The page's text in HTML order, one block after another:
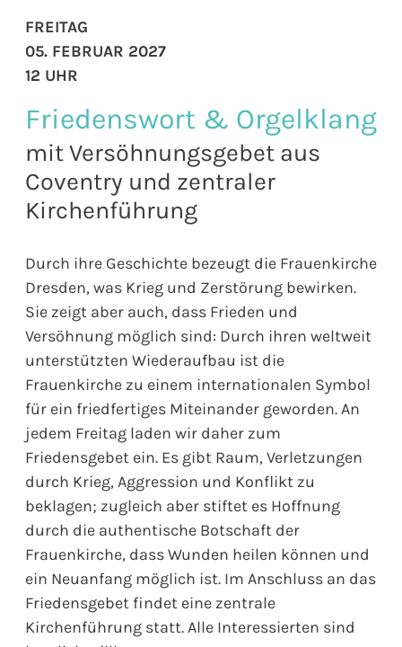
Friedenswort & Orgelklang
mit Versöhnungsgebet aus
Coventry und zentraler
Kirchenführung
Durch ihre Geschichte bezeugt die Frauenkirche
Dresden, was Krieg und Zerstörung bewirken.
Sie zeigt aber auch, dass Frieden und
Versöhnung möglich sind: Durch ihren weltweit
unterstützten Wiederaufbau ist die
Frauenkirche zu einem internationalen Symbol
für ein friedfertiges Miteinander geworden. An
jedem Freitag laden wir daher zum
Friedensgebet ein. Es gibt Raum, Verletzungen
durch Krieg, Aggression und Konflikt zu
beklagen; zugleich aber stiftet es Hoffnung
durch die authentische Botschaft der
Frauenkirche, dass Wunden heilen können und
ein Neuanfang möglich ist. Im Anschluss an das
Friedensgebet findet eine zentrale
Kirchenführung statt. Alle Interessierten sind
FREITAG
05. FEBRUAR 2027
12 UHR